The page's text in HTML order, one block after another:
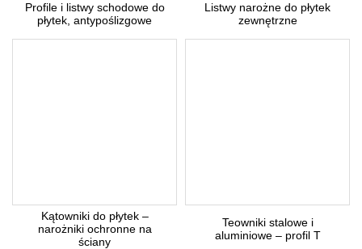
Profile i listwy schodowe do
płytek, antypoślizgowe
Listwy narożne do płytek
zewnętrzne
Kątowniki do płytek –
narożniki ochronne na
ściany
Teowniki stalowe i
aluminiowe – profil T